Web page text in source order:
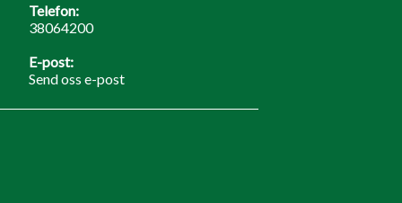
Telefon:
38064200
E-post:
Send oss e-post